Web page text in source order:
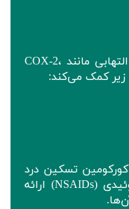
کورکومین از طریق مهار واسطه‌های التهابی مانند COX-2،
تسکین درد
مشابه پمادهای ضدالتهابی غیراستروئیدی (NSAIDs) ارائه